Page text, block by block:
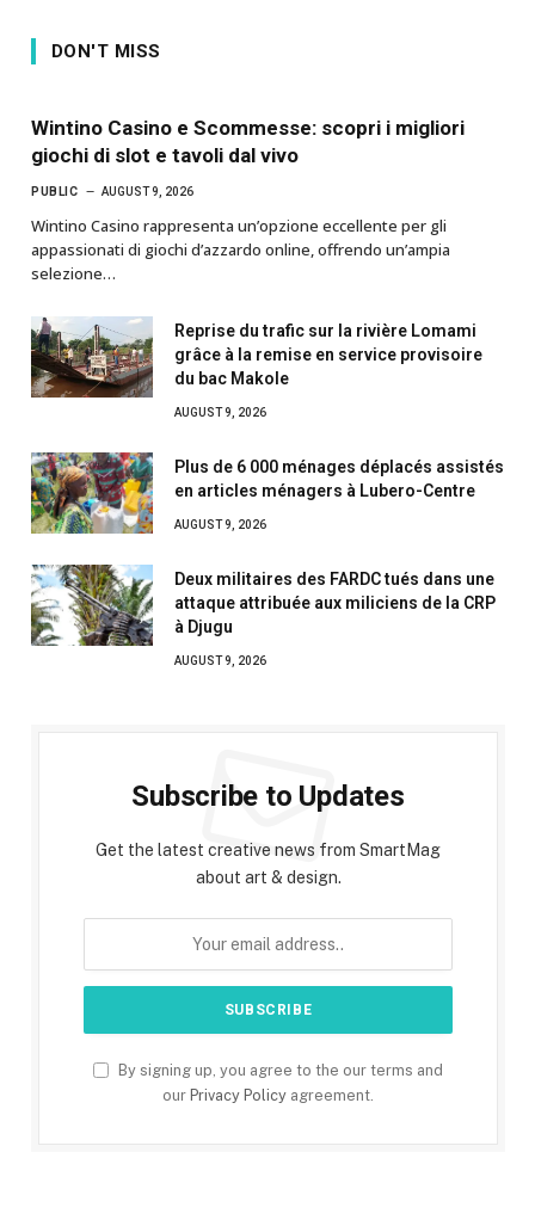
DON'T MISS
Wintino Casino e Scommesse: scopri i migliori
giochi di slot e tavoli dal vivo
PUBLIC AUGUST 9, 2026
Wintino Casino rappresenta un’opzione eccellente per gli
appassionati di giochi d’azzardo online, offrendo un’ampia
selezione…
Reprise du trafic sur la rivière Lomami
grâce à la remise en service provisoire
du bac Makole
AUGUST 9, 2026
Plus de 6 000 ménages déplacés assistés
en articles ménagers à Lubero-Centre
AUGUST 9, 2026
Deux militaires des FARDC tués dans une
attaque attribuée aux miliciens de la CRP
à Djugu
AUGUST 9, 2026
Subscribe to Updates
Get the latest creative news from SmartMag
about art & design.
By signing up, you agree to the our terms and
our Privacy Policy agreement.